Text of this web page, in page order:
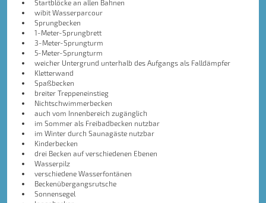
Startblöcke an allen Bahnen
wibit Wasserparcour
Sprungbecken
1-Meter-Sprungbrett
3-Meter-Sprungturm
5-Meter-Sprungturm
weicher Untergrund unterhalb des Aufgangs als Falldämpfer
Kletterwand
Spaßbecken
breiter Treppeneinstieg
Nichtschwimmerbecken
auch vom Innenbereich zugänglich
im Sommer als Freibadbecken nutzbar
im Winter durch Saunagäste nutzbar
Kinderbecken
drei Becken auf verschiedenen Ebenen
Wasserpilz
verschiedene Wasserfontänen
Beckenübergangsrutsche
Sonnensegel